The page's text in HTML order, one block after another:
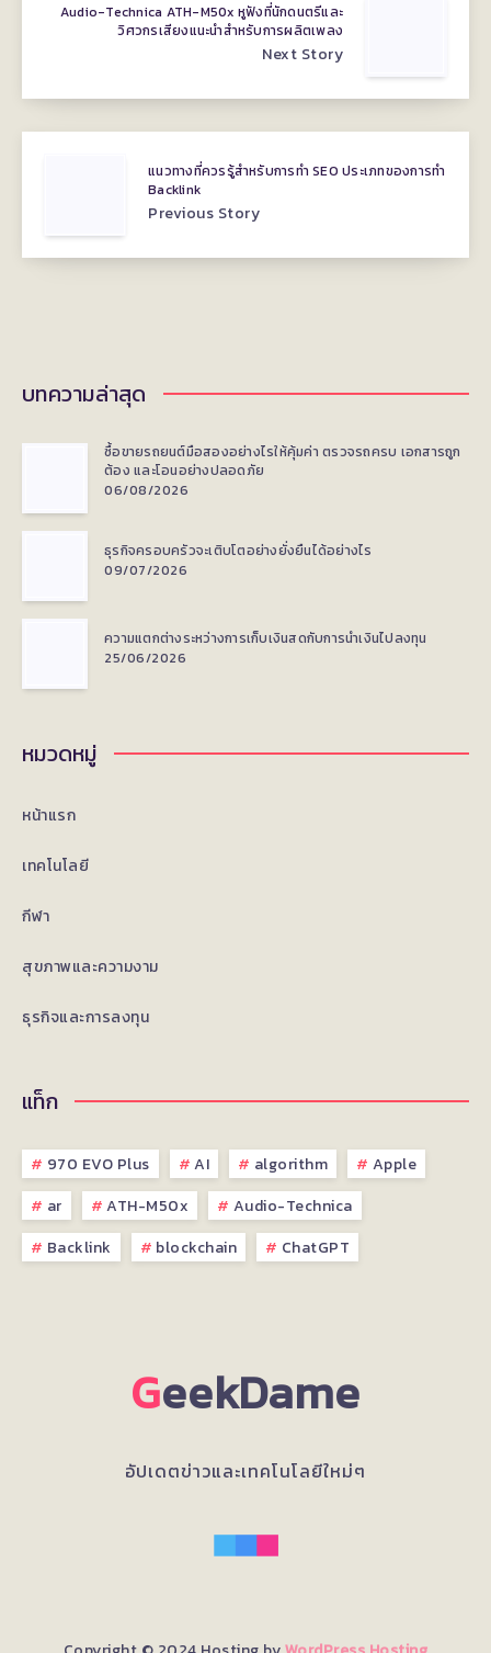
Audio-Technica ATH-M50x หูฟังที่นักดนตรีและ
วิศวกรเสียงแนะนำสำหรับการผลิตเพลง
Next Story
แนวทางที่ควรรู้สำหรับการทำ SEO ประเภทของการทำ
Backlink
Previous Story
บทความล่าสุด
ซื้อขายรถยนต์มือสองอย่างไรให้คุ้มค่า ตรวจรถครบ เอกสารถูก
ต้อง และโอนอย่างปลอดภัย
06/08/2026
ธุรกิจครอบครัวจะเติบโตอย่างยั่งยืนได้อย่างไร
09/07/2026
ความแตกต่างระหว่างการเก็บเงินสดกับการนำเงินไปลงทุน
25/06/2026
หมวดหมู่
หน้าแรก
เทคโนโลยี
กีฬา
สุขภาพและความงาม
ธุรกิจและการลงทุน
แท็ก
970 EVO Plus AI algorithm
Apple
ar
ATH-M50x
Audio-Technica
Backlink
blockchain ChatGPT
GeekDame
อัปเดตข่าวและเทคโนโลยีใหม่ๆ